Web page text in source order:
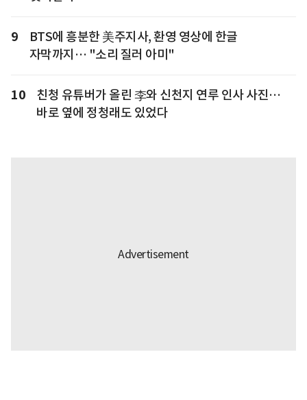
9
BTS에 흥분한 美주지사, 환영 영상에 한글
자막까지… "소리 질러 아미"
10
친청 유튜버가 올린 李와 신천지 연루 인사 사진…
바로 옆에 정청래도 있었다